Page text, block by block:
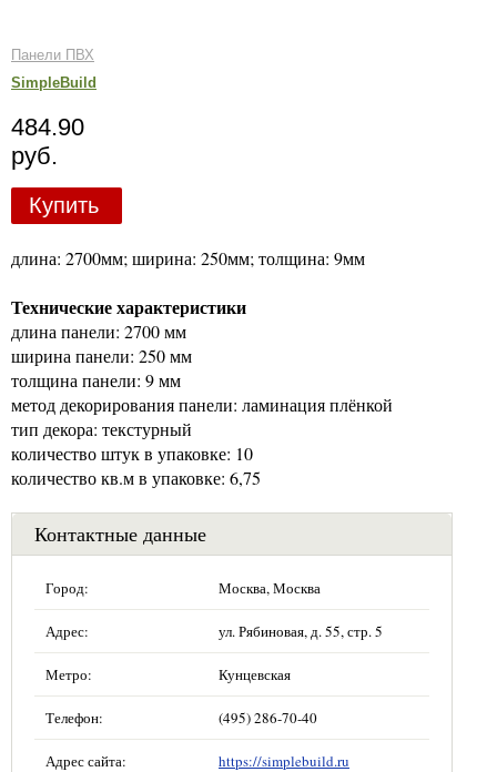
Панели ПВХ
SimpleBuild
484.90
руб.
Купить
длина: 2700мм; ширина: 250мм; толщина: 9мм
Технические характеристики
длина панели: 2700 мм
ширина панели: 250 мм
толщина панели: 9 мм
метод декорирования панели: ламинация плёнкой
тип декора: текстурный
количество штук в упаковке: 10
количество кв.м в упаковке: 6,75
Контактные данные
Город: Москва, Москва
Адрес: ул. Рябиновая, д. 55, стр. 5
Метро: Кунцевская
Телефон: (495) 286-70-40
Адрес сайта: https://simplebuild.ru